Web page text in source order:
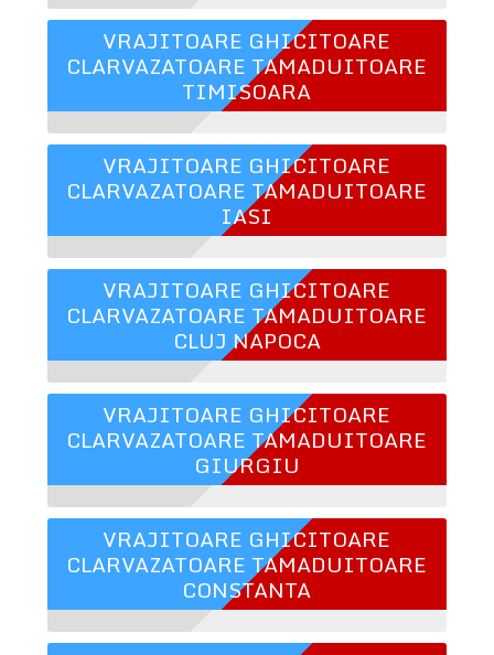
VRAJITOARE GHICITOARE
CLARVAZATOARE TAMADUITOARE
TIMISOARA
VRAJITOARE GHICITOARE
CLARVAZATOARE TAMADUITOARE
IASI
VRAJITOARE GHICITOARE
CLARVAZATOARE TAMADUITOARE
CLUJ NAPOCA
VRAJITOARE GHICITOARE
CLARVAZATOARE TAMADUITOARE
GIURGIU
VRAJITOARE GHICITOARE
CLARVAZATOARE TAMADUITOARE
CONSTANTA